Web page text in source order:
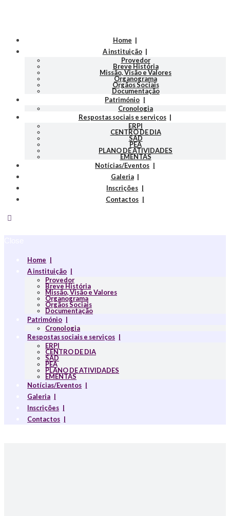
Home
A instituição
Provedor
Breve História
Missão, Visão e Valores
Organograma
Orgãos Sociais
Documentação
Património
Cronologia
Respostas sociais e serviços
ERPI
CENTRO DE DIA
SAD
PEA
PLANO DE ATIVIDADES
EMENTAS
Notícias/Eventos
Galeria
Inscrições
Contactos
Home
A instituição
Provedor
Breve História
Missão, Visão e Valores
Organograma
Orgãos Sociais
Documentação
Património
Cronologia
Respostas sociais e serviços
ERPI
CENTRO DE DIA
SAD
PEA
PLANO DE ATIVIDADES
EMENTAS
Notícias/Eventos
Galeria
Inscrições
Contactos